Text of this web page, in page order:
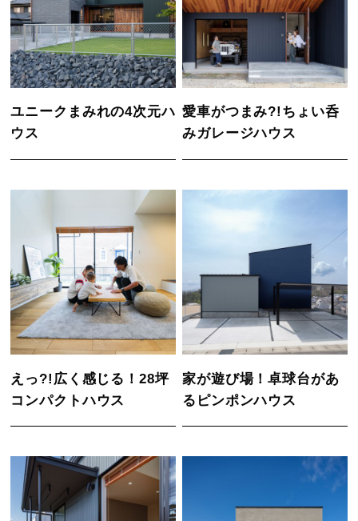
ユニークまみれの4次元ハ
ウス
愛車がつまみ?!ちょい呑
みガレージハウス
えっ?!広く感じる！28坪
コンパクトハウス
家が遊び場！卓球台があ
るピンポンハウス